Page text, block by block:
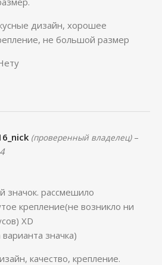
дизайн, хорошее
не большой размер
(проверенный владелец) –
значок. рассмешило
крепление(не возникло ни
XD
значка)
качество, крепление.